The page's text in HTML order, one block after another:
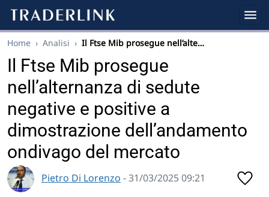
Home › Analisi › Il Ftse Mib prosegue nell’alte…
Il Ftse Mib prosegue
nell’alternanza di sedute
negative e positive a
dimostrazione dell’andamento
ondivago del mercato
Pietro Di Lorenzo - 31/03/2025 09:21